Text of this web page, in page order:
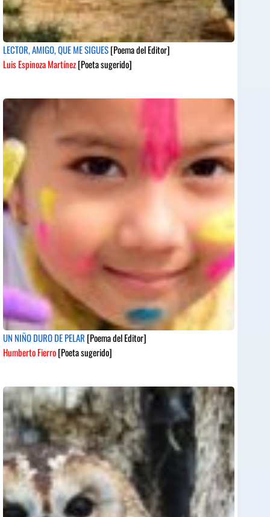
LECTOR, AMIGO, QUE ME SIGUES[Poema del Editor]
Luis Espinoza Martínez[Poeta sugerido]
UN NIÑO DURO DE PELAR [Poema del Editor]
Humberto Fierro[Poeta sugerido]